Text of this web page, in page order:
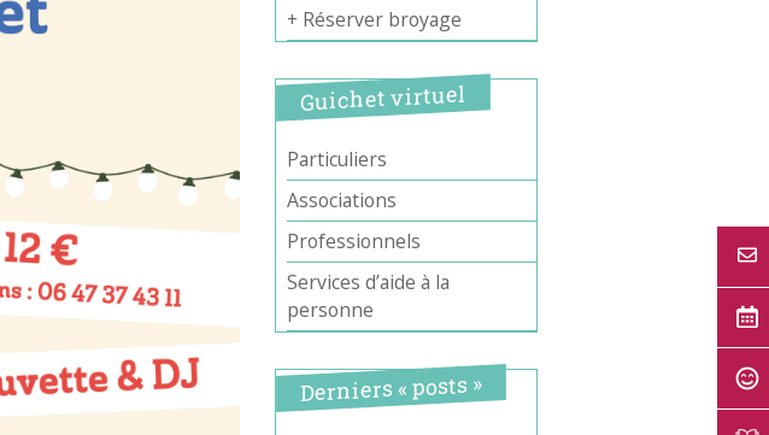
+ Réserver broyage
Guichet virtuel
Particuliers
Associations
Professionnels
Services d’aide à la
personne
Derniers « posts »